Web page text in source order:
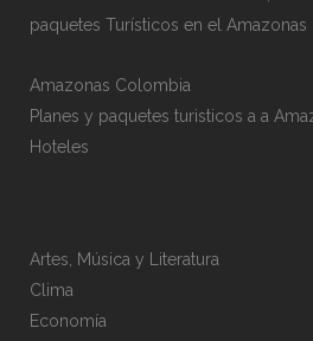
paquetes Turísticos en el Amazonas
Amazonas Colombia
Planes y paquetes turisticos a a
Hoteles
Artes, Música y Literatura
Clima
Economía